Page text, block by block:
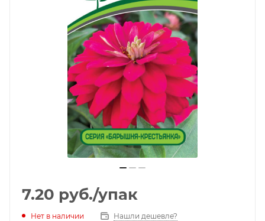
7.20 руб./упак
Нет в наличии Нашли дешевле?